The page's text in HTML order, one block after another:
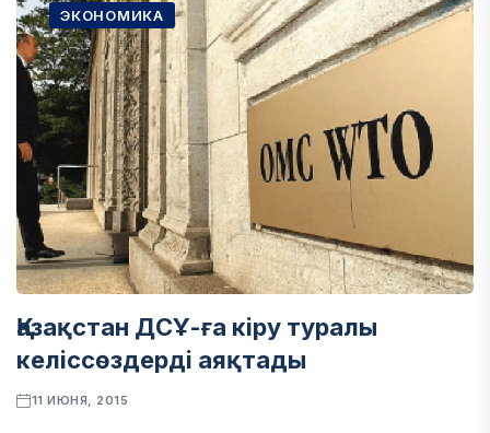
ЭКОНОМИКА
Қазақстан ДСҰ-ға кіру туралы
келіссөздерді аяқтады
11 ИЮНЯ, 2015